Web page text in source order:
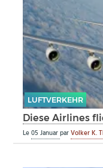
LUFTVERKEHR
Diese Airlines
Le05 JanuarparVolker K.